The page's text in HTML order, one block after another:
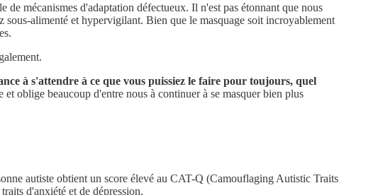
mécanismes d'adaptation défectueux. Il n'est pas étonnant que nous
sous-alimenté et hypervigilant. Bien que le masquage soit incroyablement
à s'attendre à ce que vous puissiez le faire pour toujours, quel
oblige beaucoup d'entre nous à continuer à se masquer bien plus
autiste obtient un score élevé au CAT-Q (Camouflaging Autistic Traits
d'anxiété et de dépression.